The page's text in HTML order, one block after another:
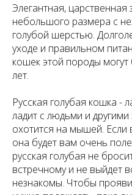
Элегантная, царственная
небольшого размера с
голубой шерстью.
уходе и правильном
кошек этой породы
лет.
Русская голубая кошка -
ладит с людьми и
охотится на мышей.
она будет вам очень
русская голубая не
встречному и не выйдет
незнакомы. Чтобы